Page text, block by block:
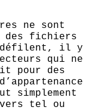
ne sont
des fichiers
défilent, il y
qui ne
pour des
simplement
tel ou